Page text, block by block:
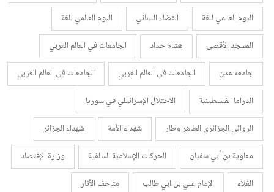
اليوم العالمي للغة
القضاء اللبناني
اليوم العالمي للغة
المسجد الأقصى
هشام حداد
الجامعات في العالم العربي
جامعة عدن
الجامعات في العالم الغربي
الجامعات في العالم الغربي
الدراما الفلسطينية
الاحتلال الإسرائيلي في سوريا
الروائي الجزائري الطاهر وطار
شهداء الأمة
شهداء الجزائر
معاوية بن أبي سفيان
الحركات الإسلامية السلفية
وزارة الإقتصاد
الغلاء
الإمام علي بن ابي طالب
متاحف الأثار